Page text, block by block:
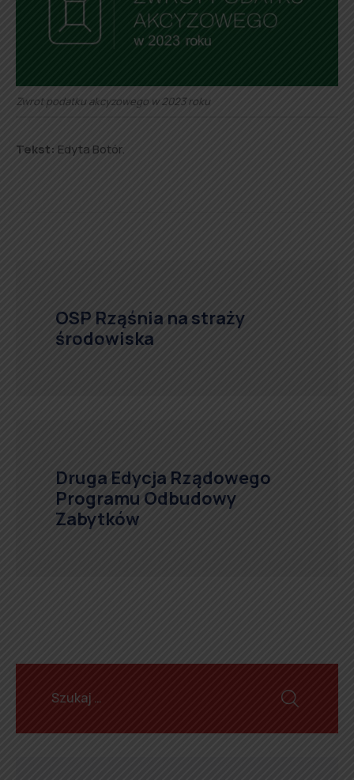
Zwrot podatku akcyzowego w 2023 roku
Tekst: Edyta Botór.
OSP Rząśnia na straży
środowiska
Druga Edycja Rządowego
Programu Odbudowy
Zabytków